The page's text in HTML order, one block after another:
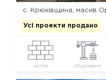
с. Крюківщина, масив
Усі проекти продано
цегла збудовано